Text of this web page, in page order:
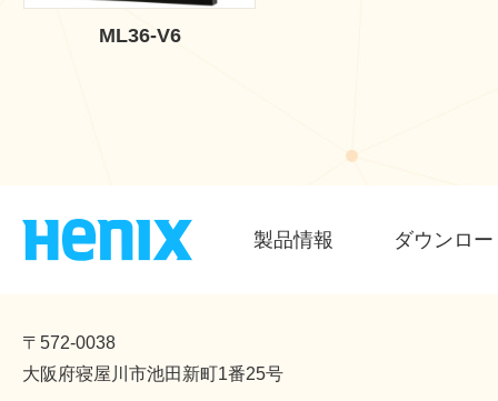
ML36-V6
製品情報 ダウンロ
〒572-0038
大阪府寝屋川市池田新町1番25号